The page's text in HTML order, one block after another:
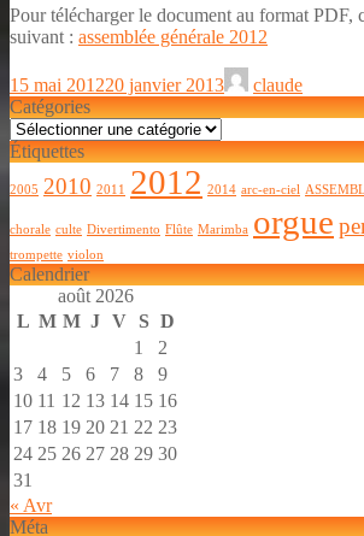
Pour télécharger le document au format PDF,
suivant : assemblée générale 2012
15 mai 201220 janvier 2013
claude
Catégories
Catégories
Étiquettes
2005 2010 2011 2012 2014 arc-en-ciel
chorale culte Divertimento Flûte Marimba orgue
trompette violon
Calendrier
août 2026
L M M J V S D
1
2
3
4 5 6 7 8
9
10 11 12 13 14 15 16
17 18 19 20 21 22 23
24 25 26 27 28 29 30
31
« Avr
Méta